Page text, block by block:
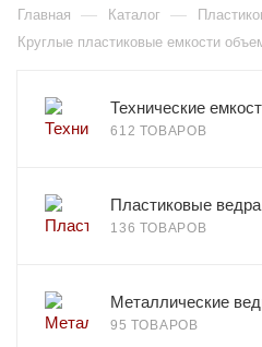
Главная — Каталог —
Круглые пластиковые емкости
Технические
612 ТОВАРОВ
Пластиковые ведра
136 ТОВАРОВ
Металлические
95 ТОВАРОВ